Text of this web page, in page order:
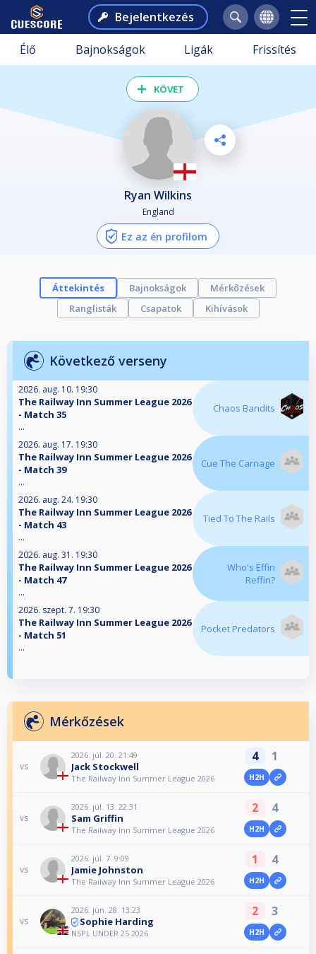
Bejelentkezés
Élő Bajnokságok Ligák Frissítés
KÖVET
Ryan Wilkins
England
Ez az én profilom
Áttekintés Bajnokságok
Mérkőzések
Ranglisták
Csapatok Kihívások
Következő verseny
2026. aug. 10. 19:30
The Railway Inn Summer League 2026
- Match 35
...
Chaos Bandits
2026. aug. 17. 19:30
The Railway Inn Summer League 2026
- Match 39
...
Cue The Carnage
2026. aug. 24. 19:30
The Railway Inn Summer League 2026
- Match 43
...
Tied To The Rails
2026. aug. 31. 19:30
The Railway Inn Summer League 2026
- Match 47
...
Who's Effin
Reffin?
2026. szept. 7. 19:30
The Railway Inn Summer League 2026
- Match 51
...
Pocket Predators
Mérkőzések
vs
2026. júl. 20. 21:49
Jack Stockwell
The Railway Inn Summer League 2026
4 1
H2H
vs
2026. júl. 13. 22:31
Sam Griffin
The Railway Inn Summer League 2026
2 4
H2H
vs
2026. júl. 7. 9:09
Jamie Johnston
The Railway Inn Summer League 2026
1 4
H2H
vs
2026. jún. 28. 13:23
Sophie Harding
NSPL UNDER 25 2026
2 3
H2H